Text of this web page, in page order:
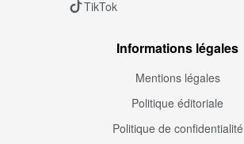
TikTok
Informations légales
Mentions légales
Politique éditoriale
Politique de confidentialité